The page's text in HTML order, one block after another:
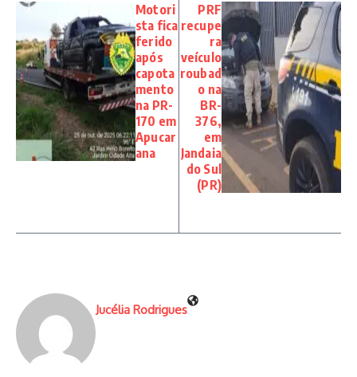
Motori
sta fica
ferido
após
capota
mento
na PR-
170 em
Apucar
ana
PRF
recupe
ra
veículo
roubad
o na
BR-
376,
em
Jandaia
do Sul
(PR)
Jucélia Rodrigues